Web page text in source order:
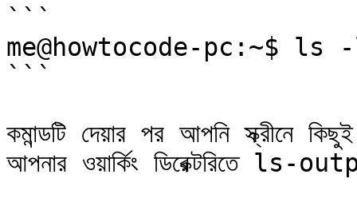
```
me@howtocode-
```
কমান্ডটি দেয়ার পর আপনি স্ক্রীনে
আপনার ওয়ার্কিং ডিরেক্টরিতে ls-